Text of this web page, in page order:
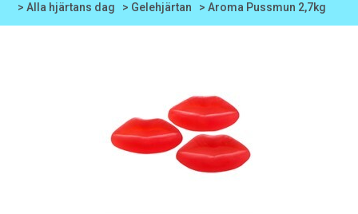
> Alla hjärtans dag
> Gelehjärtan > Aroma Pussmun 2,7kg